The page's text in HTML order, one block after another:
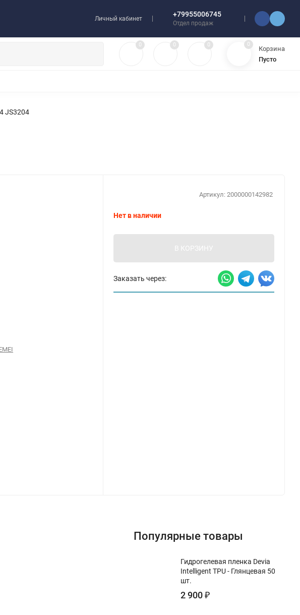
Личный кабинет
+79955006745
Отдел продаж
0 0 0 0
Корзина
Пусто
JS3204
Артикул: 2000000142982
Нет в наличии
В КОРЗИНУ
Заказать через:
Популярные товары
Гидрогелевая пленка Devia
Intelligent TPU - Глянцевая 50
шт.
2 900₽